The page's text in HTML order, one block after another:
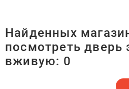
Найденных
посмотреть дверь
вживую: 0